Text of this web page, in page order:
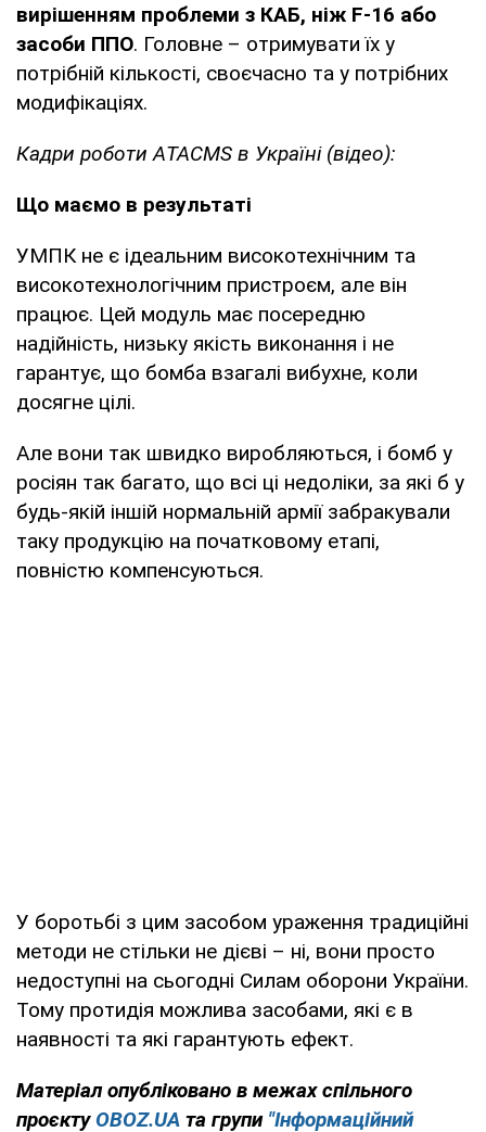
вирішенням проблеми з КАБ, ніж F-16 або
засоби ППО. Головне – отримувати їх у
потрібній кількості, своєчасно та у потрібних
модифікаціях.
Кадри роботи АTACMS в Україні (відео):
Що маємо в результаті
УМПК не є ідеальним високотехнічним та
високотехнологічним пристроєм, але він
працює. Цей модуль має посередню
надійність, низьку якість виконання і не
гарантує, що бомба взагалі вибухне, коли
досягне цілі.
Але вони так швидко виробляються, і бомб у
росіян так багато, що всі ці недоліки, за які б у
будь-якій іншій нормальній армії забракували
таку продукцію на початковому етапі,
повністю компенсуються.
У боротьбі з цим засобом ураження традиційні
методи не стільки не дієві – ні, вони просто
недоступні на сьогодні Силам оборони України.
Тому протидія можлива засобами, які є в
наявності та які гарантують ефект.
Матеріал опубліковано в межах спільного
проєкту OBOZ.UA та групи "Інформаційний